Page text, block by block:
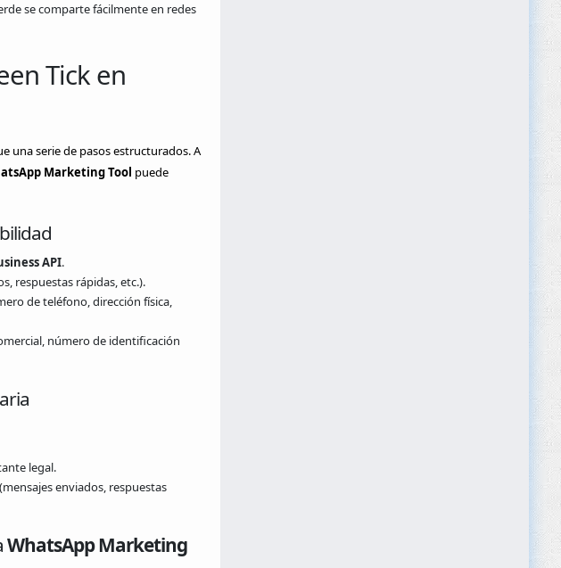
se comparte fácilmente en redes
Tick en
una serie de pasos estructurados. A
Marketing Tool puede
API.
respuestas rápidas, etc.).
de teléfono, dirección física,
número de identificación
legal.
enviados, respuestas
WhatsApp Marketing